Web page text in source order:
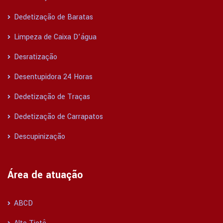
Dedetização de Baratas
Limpeza de Caixa D’água
Desratização
Desentupidora 24 Horas
Dedetização de Traças
Dedetização de Carrapatos
Descupinização
Área de atuação
ABCD